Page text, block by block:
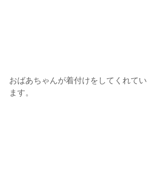
おばあちゃんが着付けをしてくれてい
ます。